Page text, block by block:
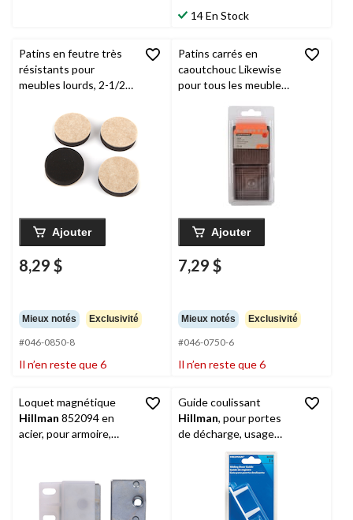
14 En Stock
Patins en feutre très
résistants pour
meubles lourds, 2-1/2
Ajouter
8,29 $
Mieux notés Exclusivité
#046-0850-8
Il n’en reste que 6
Patins carrés en
caoutchouc Likewise
pour tous les meubles,
Ajouter
7,29 $
Mieux notés Exclusivité
#046-0750-6
Il n’en reste que 6
Loquet magnétique
Hillman 852094 en
acier, pour armoire,
paq. 1
Guide coulissant
Hillman, pour portes
de décharge, usage
intérieur, fini blanc